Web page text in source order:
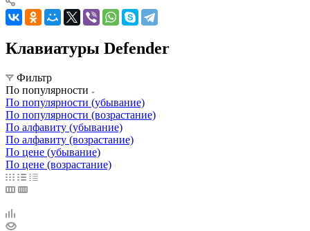
Клавиатуры Defender
Фильтр
По популярности
По популярности (убывание)
По популярности (возрастание)
По алфавиту (убывание)
По алфавиту (возрастание)
По цене (убывание)
По цене (возрастание)